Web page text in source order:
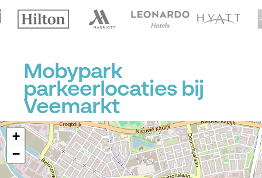
Mobypark
parkeerlocaties bij
Veemarkt
+
−